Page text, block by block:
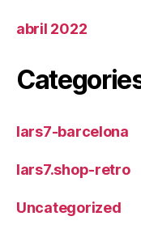
abril 2022
lars7-barcelona
lars7.shop-retro
Uncategorized